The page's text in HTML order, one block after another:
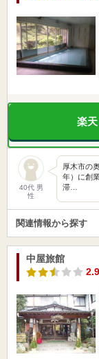
楽
40代 男
性
厚木市の
年）に創
滞…
関連情報から探す
中屋旅館